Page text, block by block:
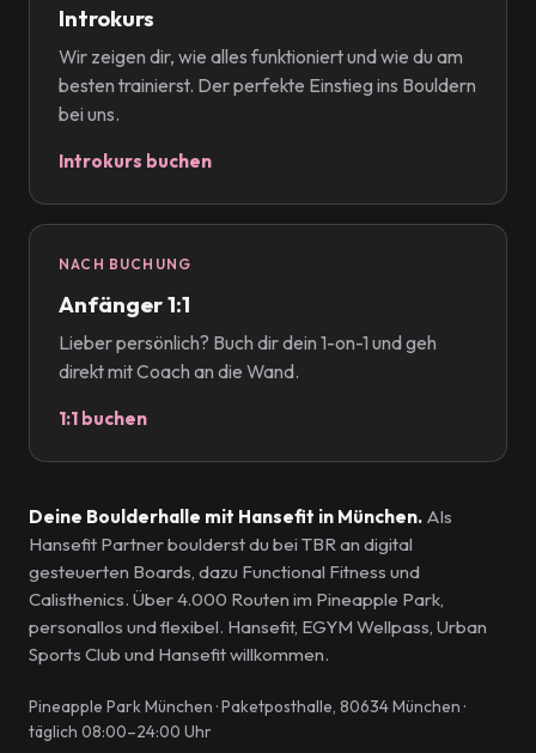
Introkurs
Wir zeigen dir, wie alles funktioniert und wie du am
besten trainierst. Der perfekte Einstieg ins Bouldern
bei uns.
Introkurs buchen
NACH BUCHUNG
Anfänger 1:1
Lieber persönlich? Buch dir dein 1-on-1 und geh
direkt mit Coach an die Wand.
1:1 buchen
Deine Boulderhalle mit Hansefit in München. Als
Hansefit Partner boulderst du bei TBR an digital
gesteuerten Boards, dazu Functional Fitness und
Calisthenics. Über 4.000 Routen im Pineapple Park,
personallos und flexibel. Hansefit, EGYM Wellpass, Urban
Sports Club und Hansefit willkommen.
Pineapple Park München · Paketposthalle, 80634 München ·
täglich 08:00–24:00 Uhr